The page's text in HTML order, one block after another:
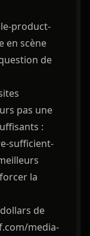
product-
en scène
de
pas une
:
sufficient-
la
de
media-